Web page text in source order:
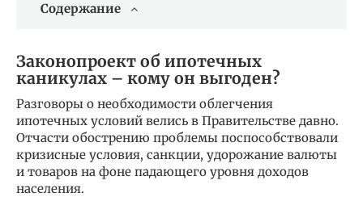
Содержание
Законопроект об ипотечных
каникулах – кому он выгоден?
Разговоры о необходимости облегчения
ипотечных условий велись в Правительстве давно.
Отчасти обострению проблемы поспособствовали
кризисные условия, санкции, удорожание валюты
и товаров на фоне падающего уровня доходов
населения.